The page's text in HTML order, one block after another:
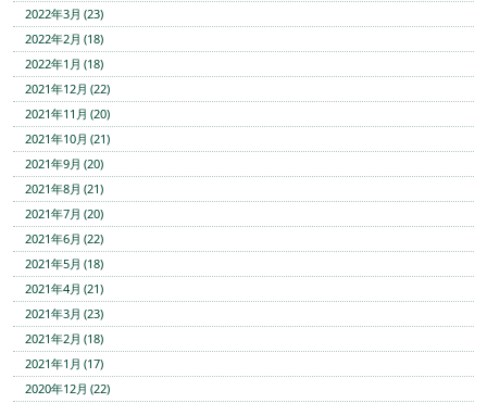
2022年3月 (23)
2022年2月 (18)
2022年1月 (18)
2021年12月 (22)
2021年11月 (20)
2021年10月 (21)
2021年9月 (20)
2021年8月 (21)
2021年7月 (20)
2021年6月 (22)
2021年5月 (18)
2021年4月 (21)
2021年3月 (23)
2021年2月 (18)
2021年1月 (17)
2020年12月 (22)